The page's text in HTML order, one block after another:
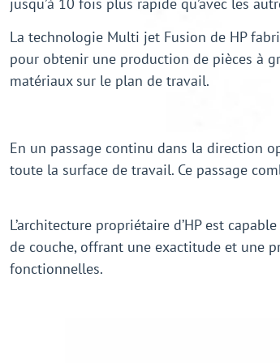
La technologie Multi jet Fusion de HP
pour obtenir une production de pièces à
matériaux sur le plan de travail.
En un passage continu dans la direction
toute la surface de travail. Ce passage
L’architecture propriétaire d’HP est
de couche, offrant une exactitude et une
fonctionnelles.